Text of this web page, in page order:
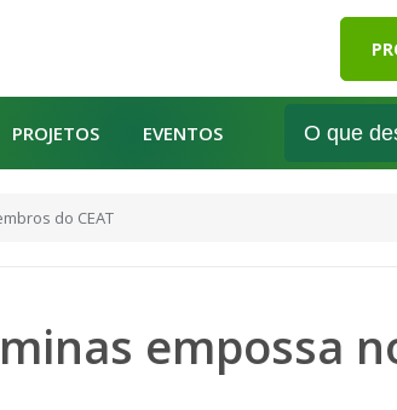
PROJETOS EVENTOS
do CEAT
empossa